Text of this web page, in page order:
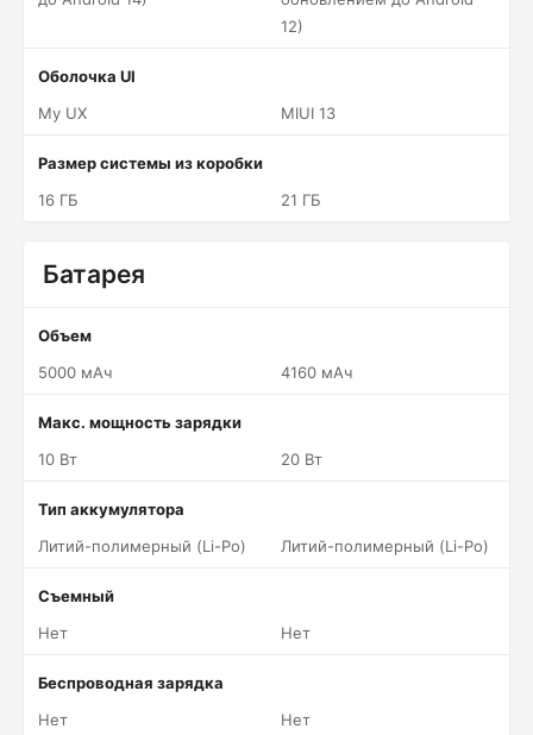
12)
Оболочка UI
My UX
MIUI 13
Размер системы из коробки
16 ГБ
21 ГБ
Батарея
Объем
5000 мАч
4160 мАч
Макс. мощность зарядки
10 Вт
20 Вт
Тип аккумулятора
Литий-полимерный (Li-Po)
Литий-полимерный (Li-Po)
Съемный
Нет
Нет
Беспроводная зарядка
Нет
Нет